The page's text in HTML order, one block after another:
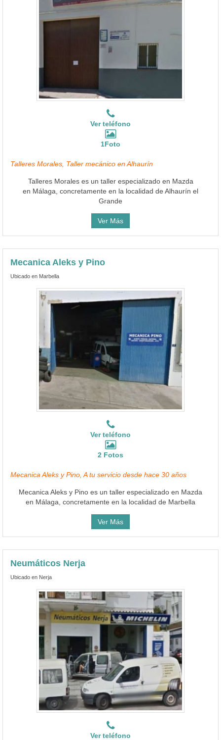
Ver teléfono
1Foto
Talleres Morales, Taller mecánico en Alhaurín
Talleres Morales es un taller especializado en Mazda
en Málaga, concretamente en la localidad de Alhaurín el
Grande
Ver Más
Mecanica Aleks y Pino
Ubicado en Marbella
Ver teléfono
2 Fotos
Mecanica Aleks y Pino, A tu servicio desde hace 30 años
Mecanica Aleks y Pino es un taller especializado en Mazda
en Málaga, concretamente en la localidad de Marbella
Ver Más
Neumáticos Nerja
Ubicado en Nerja
Ver teléfono